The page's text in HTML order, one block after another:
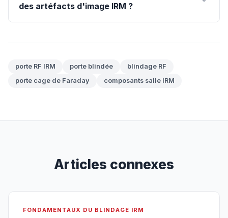
des artéfacts d'image IRM ?
porte RF IRM porte blindée
blindage RF
porte cage de Faraday
composants salle IRM
Articles connexes
FONDAMENTAUX DU BLINDAGE IRM